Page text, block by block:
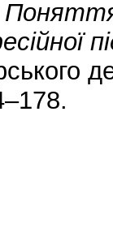
Поняття